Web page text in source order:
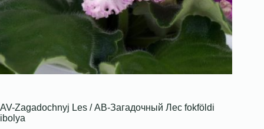
AV-Zagadochnyj Les / АВ-Загадочный Лес fokföldi
ibolya